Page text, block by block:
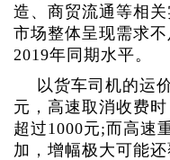
造、商贸流通等相
市场整体呈现需求
2019年同期水平。
以货车司机的运
元，高速取消收费
超过1000元;而高速
加，增幅极大可能还